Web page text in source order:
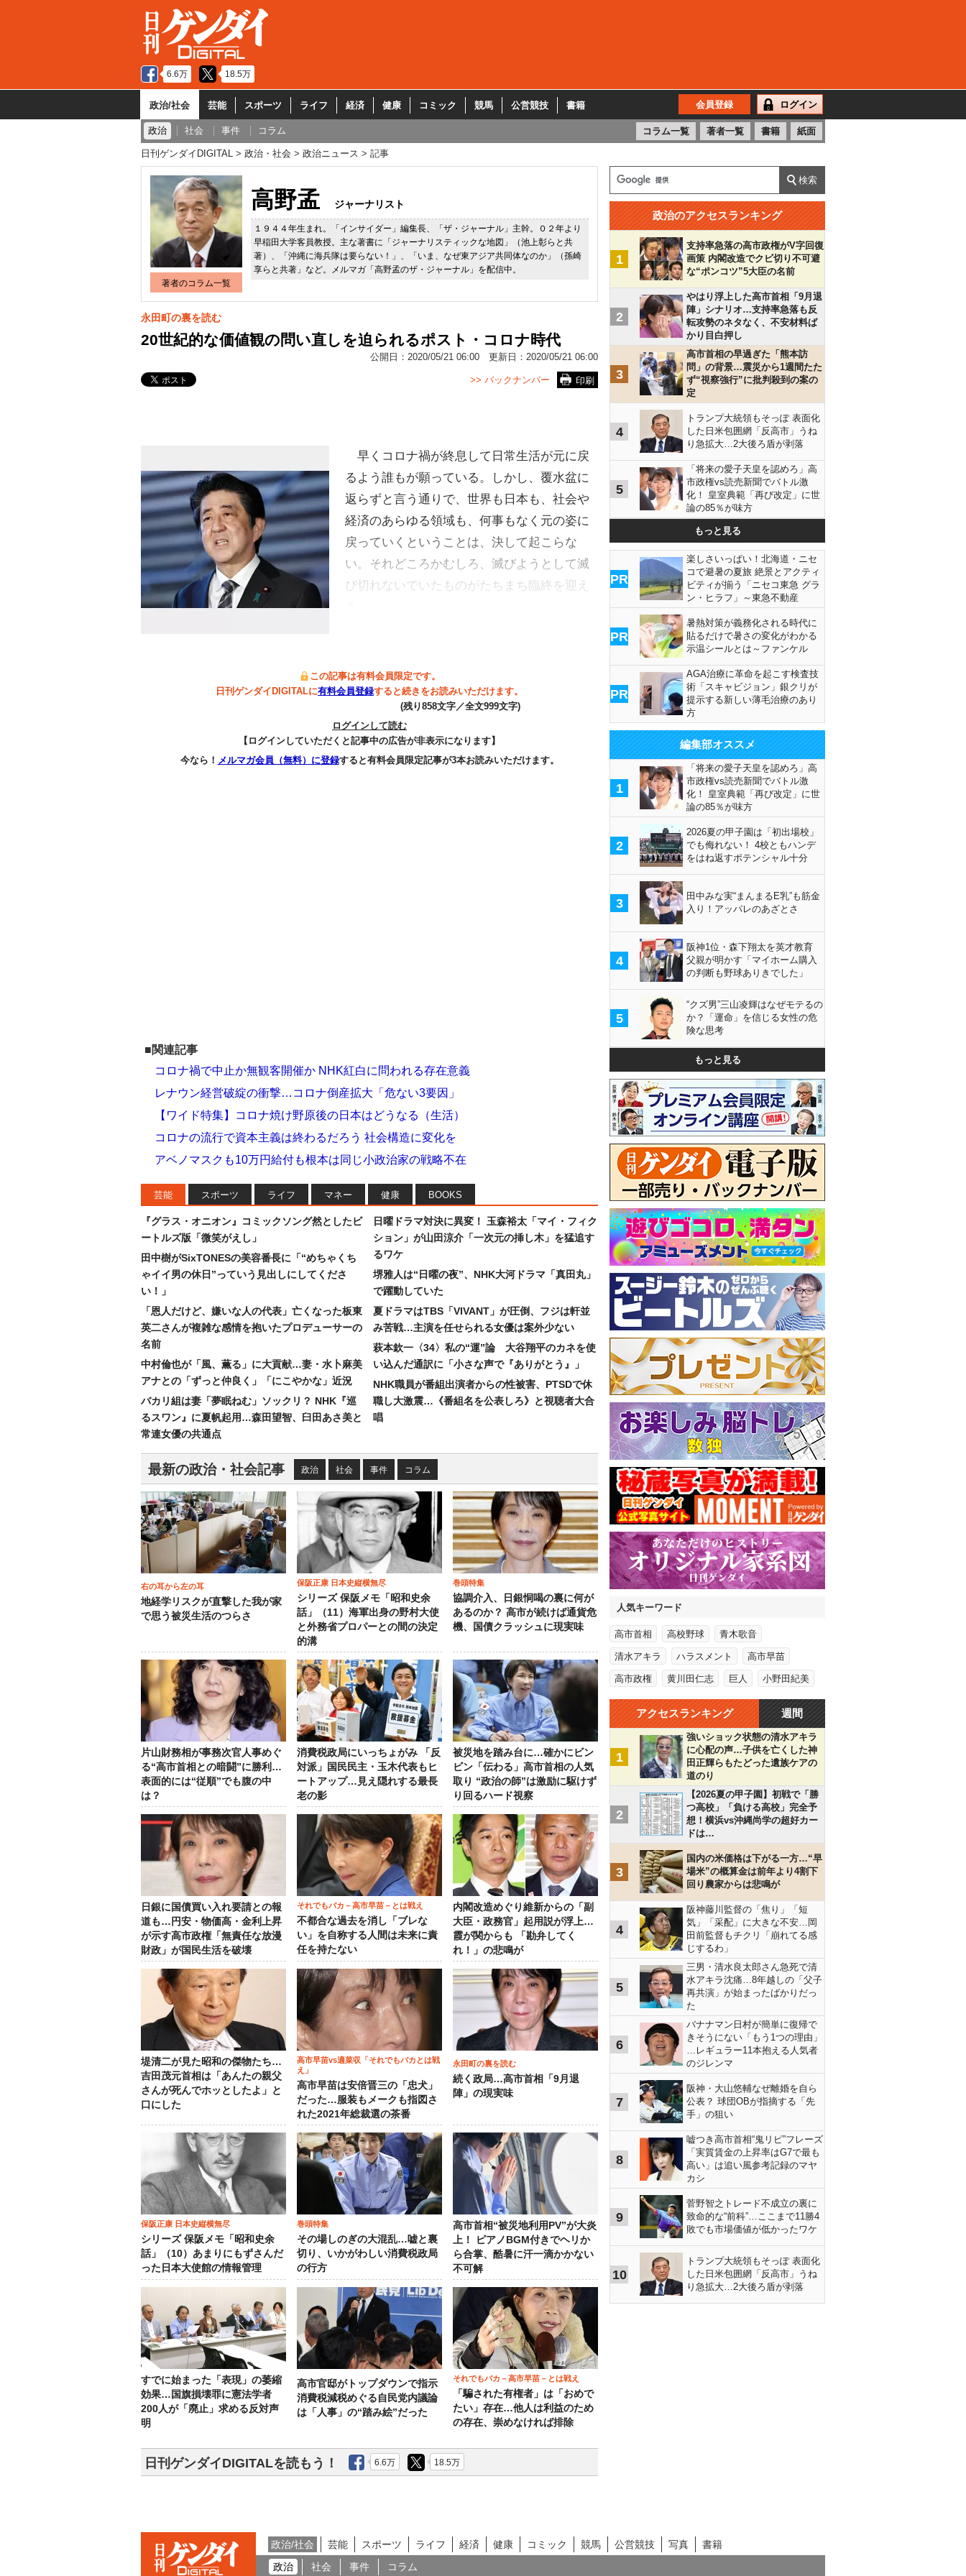
6.6万 18.5万
政治/社会 芸能 スポーツ ライフ 経済 健康 コミック 競馬 公営競技 書籍 会員登録 ログイン
政治 社会 事件 コラム コラム一覧 著者一覧 書籍 紙面
日刊ゲンダイDIGITAL 政治・社会 政治ニュース 記事
著者のコラム一覧
高野孟 ジャーナリスト
１９４４年生まれ。「インサイダー」編集長、「ザ・ジャーナル」主幹。０２年より
早稲田大学客員教授。主な著書に「ジャーナリスティックな地図」（池上彰らと共
著）、「沖縄に海兵隊は要らない！」、「いま、なぜ東アジア共同体なのか」（孫崎
享らと共著」など。メルマガ「高野孟のザ・ジャーナル」を配信中。
永田町の裏を読む
20世紀的な価値観の問い直しを迫られるポスト・コロナ時代
公開日： 2020/05/21 06:00 更新日： 2020/05/21 06:00
印刷
>> バックナンバー
早くコロナ禍が終息して日常生活が元に戻
るよう誰もが願っている。しかし、覆水盆に
返らずと言う通りで、世界も日本も、社会や
経済のあらゆる領域も、何事もなく元の姿に
戻っていくということは、決して起こらな
い。それどころかむしろ、滅びようとして滅
び切れないでいたものがたちまち臨終を迎え
この記事は有料会員限定です。
日刊ゲンダイDIGITALに有料会員登録すると続きをお読みいただけます。
(残り858文字／全文999文字)
ログインして読む
【ログインしていただくと記事中の広告が非表示になります】
今なら！ メルマガ会員（無料）に登録すると有料会員限定記事が3本お読みいただけます。
■関連記事
コロナ禍で中止か無観客開催か NHK紅白に問われる存在意義
レナウン経営破綻の衝撃…コロナ倒産拡大「危ない3要因」
【ワイド特集】コロナ焼け野原後の日本はどうなる（生活）
コロナの流行で資本主義は終わるだろう 社会構造に変化を
アベノマスクも10万円給付も根本は同じ小政治家の戦略不在
芸能 スポーツ ライフ マネー 健康 BOOKS
『グラス・オニオン』コミックソング然としたビ
ートルズ版「微笑がえし」
田中樹がSixTONESの美容番長に「“めちゃくち
ゃイイ男の休日”っていう見出しにしてくださ
い！」
「恩人だけど、嫌いな人の代表」亡くなった板東
英二さんが複雑な感情を抱いたプロデューサーの
名前
中村倫也が「風、薫る」に大貢献…妻・水卜麻美
アナとの「ずっと仲良く」「にこやかな」近況
バカリ組は妻「夢眠ねむ」ソックリ？ NHK『巡
るスワン』に夏帆起用…森田望智、臼田あさ美と
常連女優の共通点
日曜ドラマ対決に異変！ 玉森裕太「マイ・フィク
ション」が山田涼介「一次元の挿し木」を猛追す
るワケ
堺雅人は“日曜の夜”、NHK大河ドラマ「真田丸」
で躍動していた
夏ドラマはTBS「VIVANT」が圧倒、フジは軒並
み苦戦…主演を任せられる女優は案外少ない
萩本欽一〈34〉私の“運”論 大谷翔平のカネを使
い込んだ通訳に「小さな声で『ありがとう』」
NHK職員が番組出演者からの性被害、PTSDで休
職し大激震…《番組名を公表しろ》と視聴者大合
唱
最新の政治・社会記事 政治 社会 事件 コラム
右の耳から左の耳
地経学リスクが直撃した我が家
で思う被災生活のつらさ
保阪正康 日本史縦横無尽
シリーズ 保阪メモ「昭和史余
話」（11）海軍出身の野村大使
と外務省プロパーとの間の決定
的溝
巻頭特集
協調介入、日銀恫喝の裏に何が
あるのか？ 高市が続けば通貨危
機、国債クラッシュに現実味
片山財務相が事務次官人事めぐ
る“高市首相との暗闘”に勝利…
表面的には“従順”でも腹の中
は？
消費税政局にいっちょがみ 「反
対派」国民民主・玉木代表もヒ
ートアップ…見え隠れする最長
老の影
被災地を踏み台に…確かにビン
ビン「伝わる」高市首相の人気
取り “政治の師”は激励に駆けず
り回るハード視察
日銀に国債買い入れ要請との報
道も…円安・物価高・金利上昇
が示す高市政権「無責任な放漫
財政」が国民生活を破壊
それでもバカ－高市早苗－とは戦え
不都合な過去を消し「ブレな
い」を自称する人間は未来に責
任を持たない
内閣改造めぐり維新からの「副
大臣・政務官」起用説が浮上…
霞が関からも 「勘弁してく
れ！」の悲鳴が
堤清二が見た昭和の傑物たち…
吉田茂元首相は「あんたの親父
さんが死んでホッとしたよ」と
口にした
高市早苗vs適菜収「それでもバカとは戦
え」
高市早苗は安倍晋三の「忠犬」
だった…服装もメークも指図さ
れた2021年総裁選の茶番
永田町の裏を読む
続く政局…高市首相「9月退
陣」の現実味
保阪正康 日本史縦横無尽
シリーズ 保阪メモ「昭和史余
話」（10）あまりにもずさんだ
った日本大使館の情報管理
巻頭特集
その場しのぎの大混乱…嘘と裏
切り、いかがわしい消費税政局
の行方
高市首相“被災地利用PV”が大炎
上！ ピアノBGM付きでヘリか
ら合掌、酷暑に汗一滴かかない
不可解
すでに始まった「表現」の萎縮
効果…国旗損壊罪に憲法学者
200人が「廃止」求める反対声
明
高市官邸がトップダウンで指示
消費税減税めぐる自民党内議論
は「人事」の“踏み絵”だった
それでもバカ－高市早苗－とは戦え
「騙された有権者」は「おめで
たい」存在…他人は利益のため
の存在、崇めなければ排除
日刊ゲンダイDIGITALを読もう！ 6.6万 18.5万
政治のアクセスランキング
1
支持率急落の高市政権がV字回復
画策 内閣改造でクビ切り不可避
な“ポンコツ”5大臣の名前
2
やはり浮上した高市首相「9月退
陣」シナリオ…支持率急落も反
転攻勢のネタなく、不安材料ば
かり目白押し
3
高市首相の早過ぎた「熊本訪
問」の背景…震災から1週間たた
ず“視察強行”に批判殺到の案の
定
4
トランプ大統領もそっぽ 表面化
した日米包囲網「反高市」うね
り急拡大…2大後ろ盾が剥落
5
「将来の愛子天皇を認めろ」高
市政権vs読売新聞でバトル激
化！ 皇室典範「再び改定」に世
論の85％が味方
もっと見る
PR
楽しさいっぱい！北海道・ニセ
コで避暑の夏旅 絶景とアクティ
ビティが揃う「ニセコ東急 グラ
ン・ヒラフ」～東急不動産
PR
暑熱対策が義務化される時代に
貼るだけで暑さの変化がわかる
示温シールとは～ファンケル
PR
AGA治療に革命を起こす検査技
術「スキャビジョン」銀クリが
提示する新しい薄毛治療のあり
方
編集部オススメ
1
「将来の愛子天皇を認めろ」高
市政権vs読売新聞でバトル激
化！ 皇室典範「再び改定」に世
論の85％が味方
2
2026夏の甲子園は「初出場校」
でも侮れない！ 4校ともハンデ
をはね返すポテンシャル十分
3
田中みな実“まんまるE乳”も筋金
入り！アッパレのあざとさ
4
阪神1位・森下翔太を英才教育
父親が明かす「マイホーム購入
の判断も野球ありきでした」
5
“クズ男”三山凌輝はなぜモテるの
か？「運命」を信じる女性の危
険な思考
もっと見る
人気キーワード
高市首相 高校野球 青木歌音
清水アキラ ハラスメント 高市早苗
高市政権 黄川田仁志 巨人 小野田紀美
アクセスランキング 週間
1
強いショック状態の清水アキラ
に心配の声…子供を亡くした神
田正輝らもたどった遺族ケアの
道のり
2
【2026夏の甲子園】初戦で「勝
つ高校」「負ける高校」完全予
想！横浜vs沖縄尚学の超好カー
ドは…
3
国内の米価格は下がる一方…“早
場米”の概算金は前年より4割下
回り農家からは悲鳴が
4
阪神藤川監督の「焦り」「短
気」「采配」に大きな不安…岡
田前監督もチクリ「崩れてる感
じするわ」
5
三男・清水良太郎さん急死で清
水アキラ沈痛…8年越しの「父子
再共演」が始まったばかりだっ
た
6
バナナマン日村が簡単に復帰で
きそうにない「もう1つの理由」
…レギュラー11本抱える人気者
のジレンマ
7
阪神・大山悠輔なぜ離婚を自ら
公表？ 球団OBが指摘する「先
手」の狙い
8
嘘つき高市首相“鬼リピ”フレーズ
「実質賃金の上昇率はG7で最も
高い」は追い風参考記録のマヤ
カシ
9
菅野智之トレード不成立の裏に
致命的な“前科”…ここまで11勝4
敗でも市場価値が低かったワケ
10
トランプ大統領もそっぽ 表面化
した日米包囲網「反高市」うね
り急拡大…2大後ろ盾が剥落
政治/社会 芸能 スポーツ ライフ 経済 健康 コミック 競馬 公営競技 写真
書籍
政治
社会 事件 コラム